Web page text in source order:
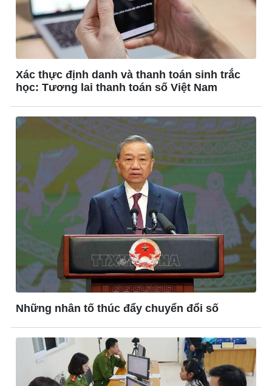
Giá cà phê
Pháp luật
Vụ án
Tin nóng
Tư vấn luật
Thể thao
Pickleball
Bóng đá quốc tế
Bóng đá Việt Nam
Thế giới thể thao
eSports
Hậu trường
Xác thực định danh và thanh toán sinh trắc
học: Tương lai thanh toán số Việt Nam
Những nhân tố thúc đẩy chuyển đổi số